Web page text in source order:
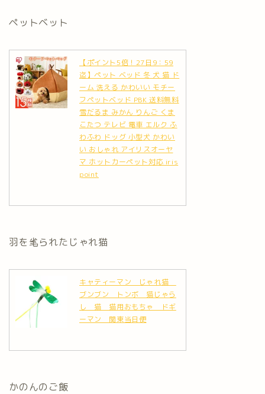
ペットベット
【ポイント5倍！27日9：59
迄】ペット ベッド 冬 犬 猫 ド
ーム 洗える かわいい モチー
フペットベッド PBK 送料無料
雪だるま みかん りんご くま
こたつ テレビ 電車 エルク ふ
わふわ ドッグ 小型犬 かわい
い おしゃれ アイリスオーヤ
マ ホットカーペット対応 iris
point
羽を毟られたじゃれ猫
キャティーマン じゃれ猫
ブンブン トンボ 猫じゃら
し 猫 猫用おもちゃ ドギ
ーマン 関東当日便
かのんのご飯